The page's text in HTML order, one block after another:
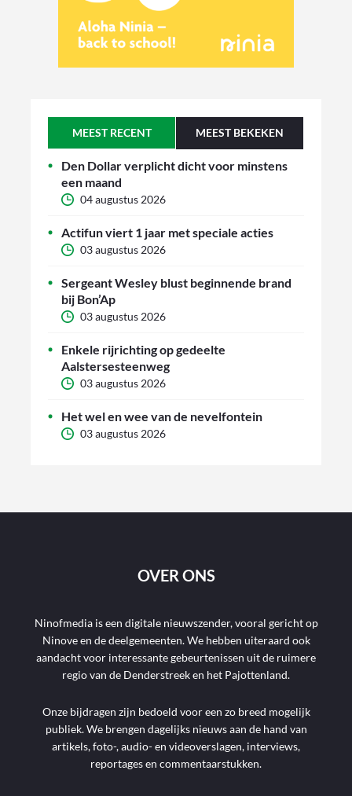
MEEST RECENT MEEST BEKEKEN
Den Dollar verplicht dicht voor minstens
een maand
04 augustus 2026
Actifun viert 1 jaar met speciale acties
03 augustus 2026
Sergeant Wesley blust beginnende brand
bij Bon’Ap
03 augustus 2026
Enkele rijrichting op gedeelte
Aalstersesteenweg
03 augustus 2026
Het wel en wee van de nevelfontein
03 augustus 2026
OVER ONS
Ninofmedia is een digitale nieuwszender, vooral gericht op
Ninove en de deelgemeenten. We hebben uiteraard ook
aandacht voor interessante gebeurtenissen uit de ruimere
regio van de Denderstreek en het Pajottenland.
Onze bijdragen zijn bedoeld voor een zo breed mogelijk
publiek. We brengen dagelijks nieuws aan de hand van
artikels, foto-, audio- en videoverslagen, interviews,
reportages en commentaarstukken.